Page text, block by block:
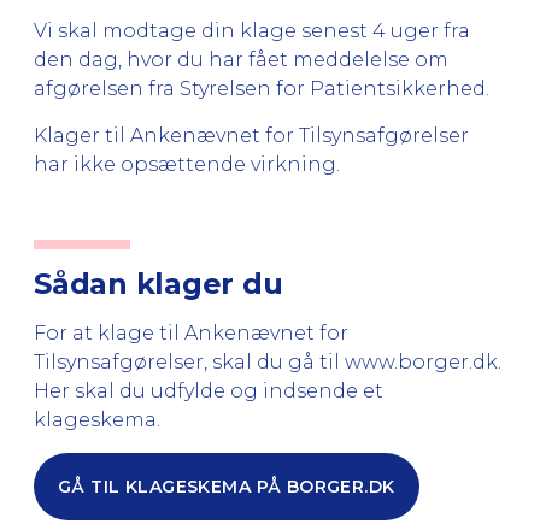
Vi skal modtage din klage senest 4 uger fra
den dag, hvor du har fået meddelelse om
afgørelsen fra Styrelsen for Patientsikkerhed.
Klager til Ankenævnet for Tilsynsafgørelser
har ikke opsættende virkning.
Sådan klager du
For at klage til Ankenævnet for
Tilsynsafgørelser, skal du gå til www.borger.dk.
Her skal du udfylde og indsende et
klageskema.
GÅ TIL KLAGESKEMA PÅ BORGER.DK